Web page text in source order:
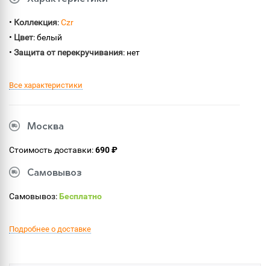
• Коллекция:Czr
• Цвет: белый
• Защита от перекручивания: нет
Все характеристики
Москва
Стоимость доставки:690 ₽
Самовывоз
Самовывоз:Бесплатно
Подробнее о доставке